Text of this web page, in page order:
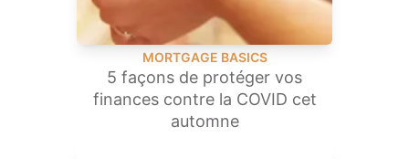
MORTGAGE BASICS
5 façons de protéger vos
finances contre la COVID cet
automne